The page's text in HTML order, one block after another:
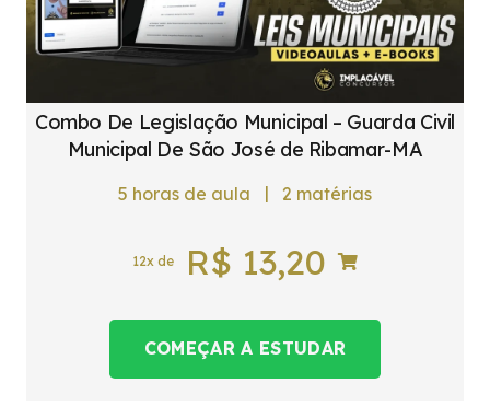
Combo De Legislação Municipal – Guarda Civil
Municipal De São José de Ribamar-MA
5 horas de aula | 2 matérias
12x de R$ 13,20
COMEÇAR A ESTUDAR